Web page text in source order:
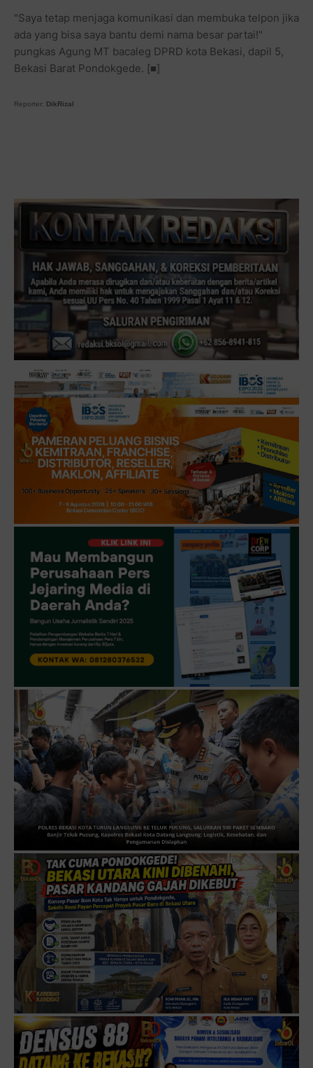
"Saya tetap menjaga komunikasi dan membuka telpon jika
ada yang bisa saya bantu demi nama besar partai!"
pungkas Agung MT bacaleg DPRD kota Bekasi, dapil 5,
Bekasi Barat Pondokgede. [■]
Reporter: DikRizal